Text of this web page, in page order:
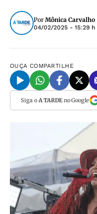
Por Mônica Carvalho
04/02/2025 - 15:29 h
OUÇA COMPARTILHE
Siga o A TARDEno Google